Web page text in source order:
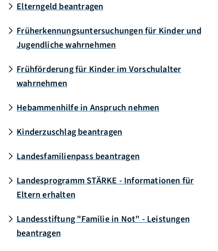
Elterngeld beantragen
Früherkennungsuntersuchungen für Kinder und
Jugendliche wahrnehmen
Frühförderung für Kinder im Vorschulalter
wahrnehmen
Hebammenhilfe in Anspruch nehmen
Kinderzuschlag beantragen
Landesfamilienpass beantragen
Landesprogramm STÄRKE - Informationen für
Eltern erhalten
Landesstiftung "Familie in Not" - Leistungen
beantragen